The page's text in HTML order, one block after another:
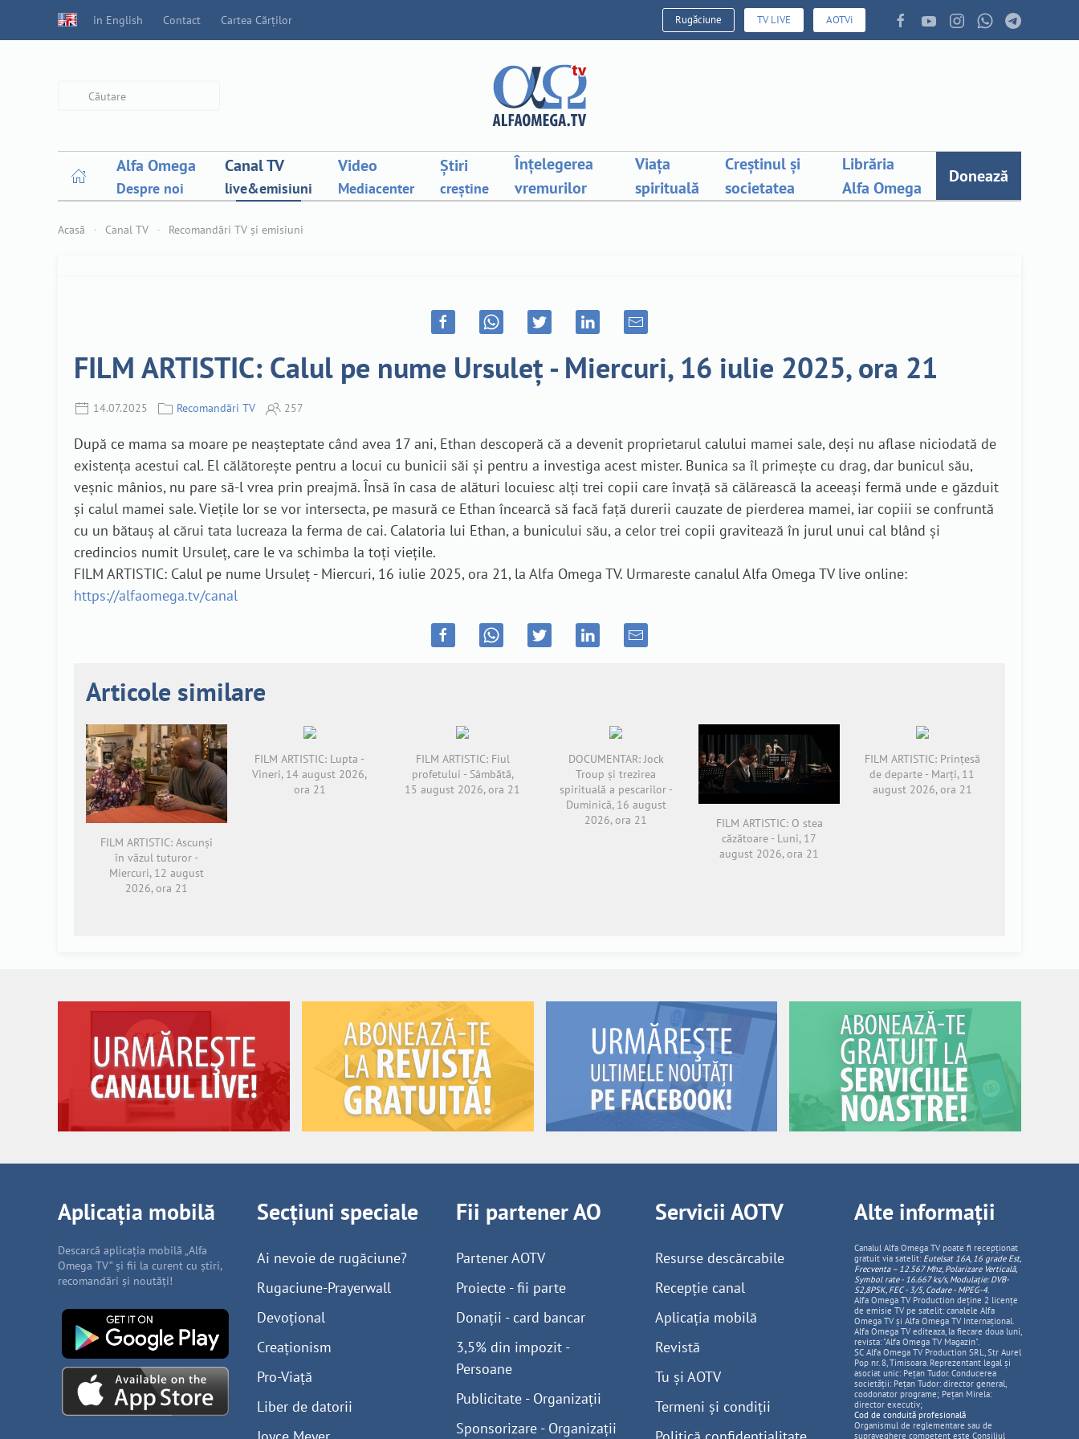
in English Contact Cartea Cărților Rugăciune TV LIVE AOTVi
Alfa Omega
Despre noi
Canal TV
live&emisiuni
Video
Mediacenter
Știri
creștine
Înțelegerea
vremurilor
Viața
spirituală
Creștinul și
societatea
Librăria
Alfa Omega
Donează
Acasă Canal TV Recomandări TV și emisiuni
FILM ARTISTIC: Calul pe nume Ursuleț - Miercuri, 16 iulie 2025, ora 21
14.07.2025 Recomandări TV 257
După ce mama sa moare pe neașteptate când avea 17 ani, Ethan descoperă că a devenit proprietarul calului mamei sale, deși nu aflase niciodată de
existența acestui cal. El călătorește pentru a locui cu bunicii săi și pentru a investiga acest mister. Bunica sa îl primește cu drag, dar bunicul său,
veșnic mânios, nu pare să-l vrea prin preajmă. Însă în casa de alături locuiesc alți trei copii care învață să călărească la aceeași fermă unde e găzduit
și calul mamei sale. Viețile lor se vor intersecta, pe masură ce Ethan încearcă să facă față durerii cauzate de pierderea mamei, iar copiii se confruntă
cu un bătauș al cărui tata lucreaza la ferma de cai. Calatoria lui Ethan, a bunicului său, a celor trei copii gravitează în jurul unui cal blând și
credincios numit Ursuleț, care le va schimba la toți viețile.
FILM ARTISTIC: Calul pe nume Ursuleț - Miercuri, 16 iulie 2025, ora 21, la Alfa Omega TV. Urmareste canalul Alfa Omega TV live online:
https://alfaomega.tv/canal
Articole similare
FILM ARTISTIC: Ascunși
în văzul tuturor -
Miercuri, 12 august
2026, ora 21
FILM ARTISTIC: Lupta -
Vineri, 14 august 2026,
ora 21
FILM ARTISTIC: Fiul
profetului - Sâmbătă,
15 august 2026, ora 21
DOCUMENTAR: Jock
Troup și trezirea
spirituală a pescarilor -
Duminică, 16 august
2026, ora 21
FILM ARTISTIC: O stea
căzătoare - Luni, 17
august 2026, ora 21
FILM ARTISTIC: Prințesă
de departe - Marți, 11
august 2026, ora 21
Aplicația mobilă
Descarcă aplicația mobilă „Alfa
Omega TV” și fii la curent cu știri,
recomandări și noutăți!
Secțiuni speciale
Ai nevoie de rugăciune?
Rugaciune-Prayerwall
Devoțional
Creaționism
Pro-Viață
Liber de datorii
Fii partener AO
Partener AOTV
Proiecte - fii parte
Donații - card bancar
3,5% din impozit -
Persoane
Publicitate - Organizații
Sponsorizare - Organizații
Servicii AOTV
Resurse descărcabile
Recepție canal
Aplicația mobilă
Revistă
Tu și AOTV
Termeni și condiții
Alte informații
Canalul Alfa Omega TV poate fi recepționat
gratuit via satelit: Eutelsat 16A, 16 grade Est,
Frecventa – 12.567 Mhz, PolarizareVerticală,
Symbol rate - 16.667 ks/s, Modulație: DVB-
S2,8PSK, FEC - 3/5, Codare - MPEG-4.
Alfa Omega TV Production deține 2 licențe
de emisie TV pe satelit: canalele Alfa
Omega TV și Alfa Omega TV Internațional.
Alfa Omega TV editeaza, la fiecare doua luni,
revista: "Alfa Omega TV Magazin".
SC Alfa Omega TV Production SRL, Str Aurel
Pop nr. 8, Timisoara. Reprezentant legal și
asociat unic: Pețan Tudor. Conducerea
societății: Pețan Tudor: director general,
coodonator programe; Pețan Mirela:
director executiv;
Cod de conduită profesională
Organismul de reglementare sau de
supraveghere competent este Consiliul